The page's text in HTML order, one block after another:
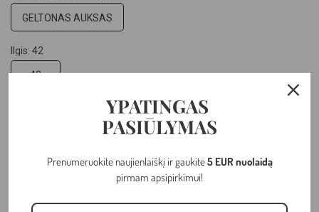
GELTONAS AUKSAS
Ilgis: 42
42
YPATINGAS
PASIŪLYMAS
Prenumeruokite naujienlaiškį ir gaukite5 EUR nuolaidą
pirmam apsipirkimui!